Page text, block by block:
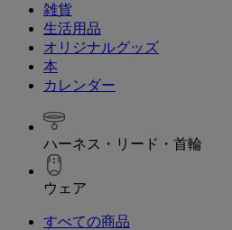
雑貨
生活用品
オリジナルグッズ
本
カレンダー
ハーネス・リード・首輪
ウェア
すべての商品